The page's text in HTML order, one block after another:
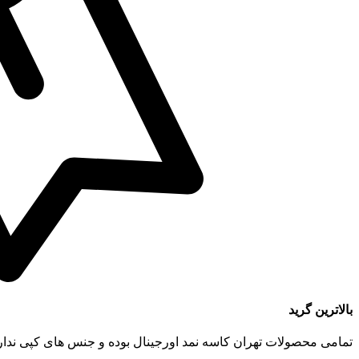
بالاترین گرید
تمامی محصولات تهران کاسه نمد اورجینال بوده و جنس های کپی